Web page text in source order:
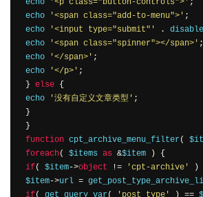
echo
'<p class="button-controls">' ;
echo
'<span class="add-to-menu">' ;
echo
'<input type="submit"' .
echo
'<span class="spinner"></span>' ;
echo
'</span>' ;
echo
'</p>' ;
} else {
echo
'没有自定义文章类型' ;
}
}
function cpt_archive_menu_filter(
foreach( $items as &$item )
{
if( $item->object != 'cpt-archive' )
$item->url =